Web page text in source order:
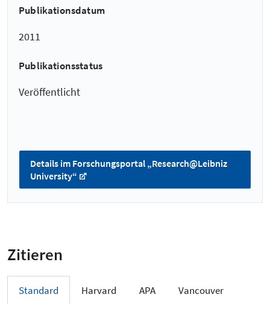
Publikationsdatum
2011
Publikationsstatus
Veröffentlicht
Details im Forschungsportal „Research@Leibniz
University“
Zitieren
Standard Harvard APA Vancouver